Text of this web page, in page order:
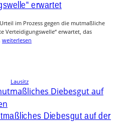
erwartet
im Prozess gegen die mutmaßliche
Verteidigungswelle“ erwartet, das
weiterlesen
Lausitz
Diebesgut auf der